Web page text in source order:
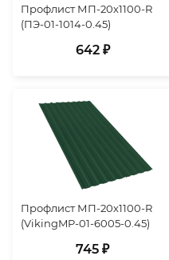
Профлист МП-20х1100-R
(ПЭ-01-1014-0.45)
642 ₽
Профлист МП-20х1100-R
(VikingMP-01-6005-0.45)
745 ₽